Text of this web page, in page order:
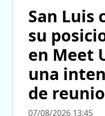
San Luis
su
en Meet
una
de
07/08/2026 13:45